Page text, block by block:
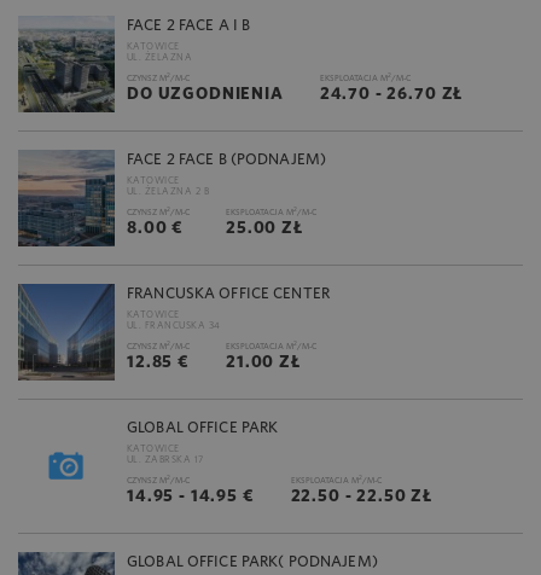
FACE 2 FACE A I B
KATOWICE
UL. ŻELAZNA
CZYNSZ M2 /M-C
DO UZGODNIENIA
EKSPLOATACJA M2 /M-C
24.70 - 26.70 ZŁ
FACE 2 FACE B (PODNAJEM)
KATOWICE
UL. ŻELAZNA 2 B
CZYNSZ M2 /M-C
8.00 €
EKSPLOATACJA M2 /M-C
25.00 ZŁ
FRANCUSKA OFFICE CENTER
KATOWICE
UL. FRANCUSKA 34
CZYNSZ M2 /M-C
12.85 €
EKSPLOATACJA M2 /M-C
21.00 ZŁ
GLOBAL OFFICE PARK
KATOWICE
UL. ZABRSKA 17
CZYNSZ M2 /M-C
14.95 - 14.95 €
EKSPLOATACJA M2 /M-C
22.50 - 22.50 ZŁ
GLOBAL OFFICE PARK( PODNAJEM)